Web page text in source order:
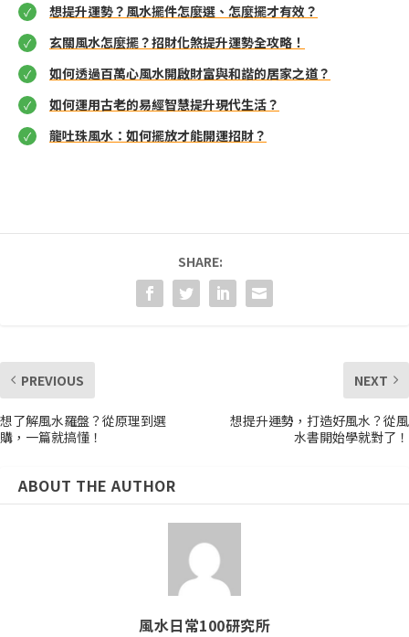
想提升運勢？風水擺件怎麼選、怎麼擺才有效？
玄關風水怎麼擺？招財化煞提升運勢全攻略！
如何透過百萬心風水開啟財富與和諧的居家之道？
如何運用古老的易經智慧提升現代生活？
龍吐珠風水：如何擺放才能開運招財？
SHARE:
PREVIOUS
想了解風水羅盤？從原理到選
購，一篇就搞懂！
NEXT
想提升運勢，打造好風水？從風
水書開始學就對了！
ABOUT THE AUTHOR
風水日常100研究所